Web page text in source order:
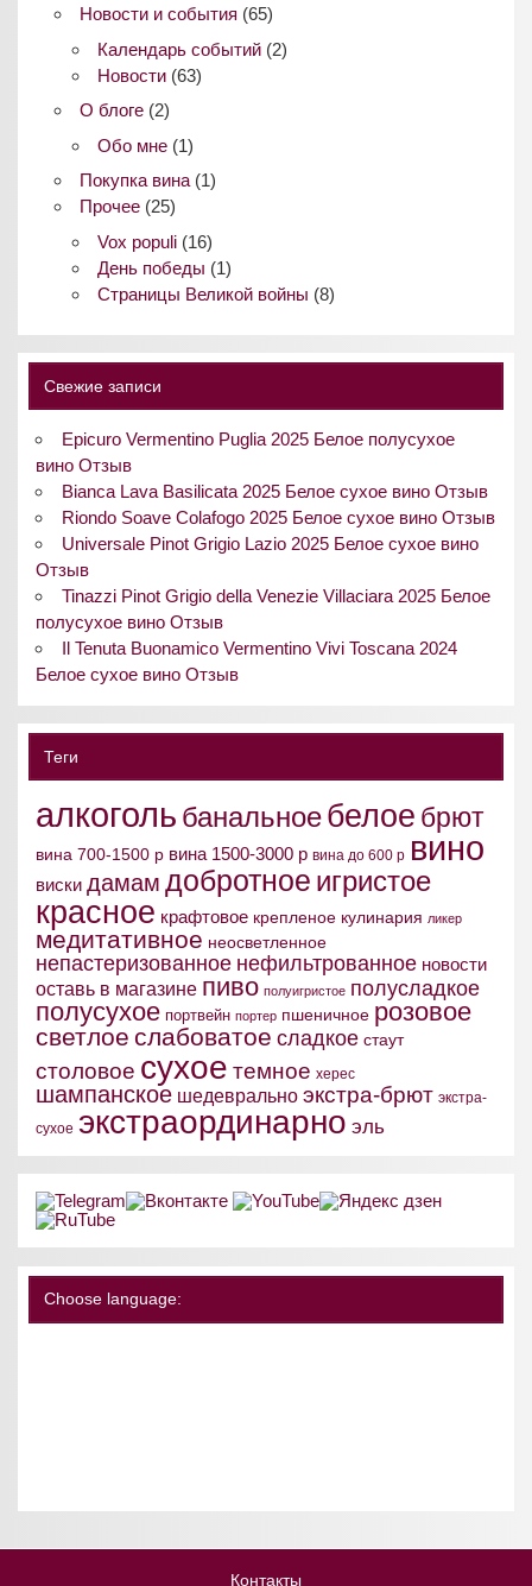
Новости и события (65)
Календарь событий(2)
Новости(63)
О блоге(2)
Обо мне(1)
Покупка вина(1)
Прочее(25)
Vox populi(16)
День победы (1)
Страницы Великой войны (8)
Свежие записи
Epicuro Vermentino Puglia 2025 Белое полусухое
вино Отзыв
Bianca Lava Basilicata 2025 Белое сухое вино Отзыв
Riondo Soave Colafogo 2025 Белое сухое вино Отзыв
Universale Pinot Grigio Lazio 2025 Белое сухое вино
Отзыв
Tinazzi Pinot Grigio della Venezie Villaciara 2025 Белое
полусухое вино Отзыв
Il Tenuta Buonamico Vermentino Vivi Toscana 2024
Белое сухое вино Отзыв
Теги
алкоголь банальноебелое брют
вина 700-1500 р вина 1500-3000 р вина до 600 р вино
виски дамам добротное игристое
красное крафтовое крепленое кулинария ликер
медитативное неосветленное
непастеризованное нефильтрованное новости
оставь в магазине пиво полуигристое полусладкое
полусухое портвейн портер пшеничное розовое
светлое слабоватое сладкое стаут
столовое сухое темное херес
шампанское шедеврально экстра-брют экстра-
сухое экстраординарно эль
Choose language:
Контакты